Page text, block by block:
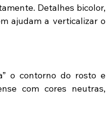
Detalhes bicolor,
ajudam a verticalizar o
o contorno do rosto e
com cores neutras,